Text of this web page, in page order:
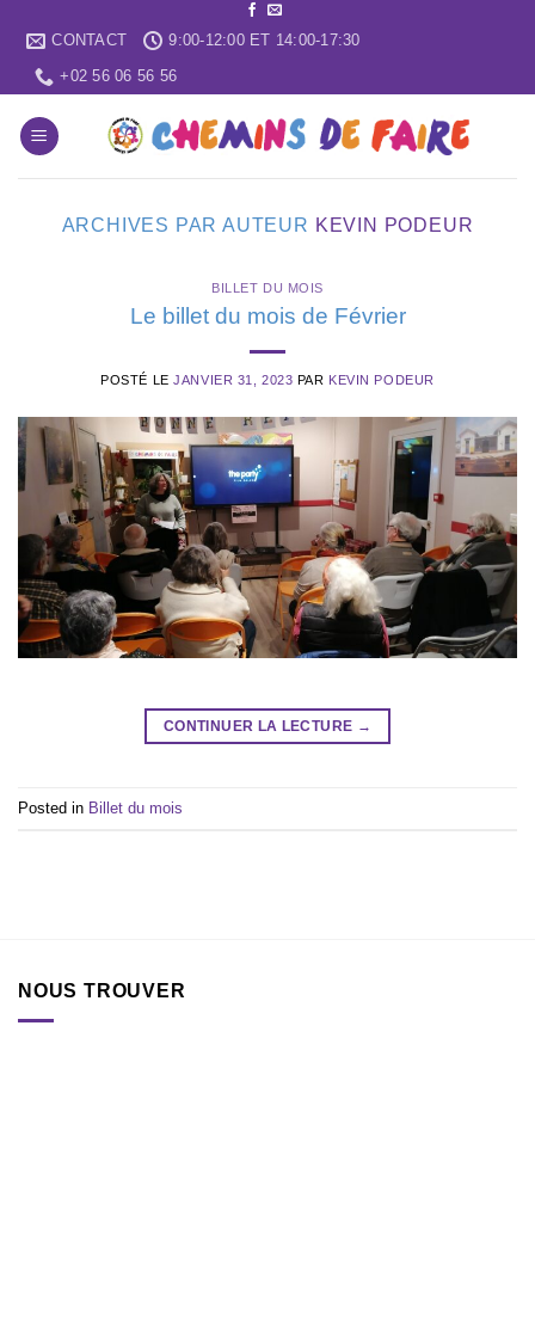
content
CONTACT
9:00-12:00 ET 14:00-17:30
+02 56 06 56 56
ARCHIVES PAR AUTEUR KEVIN PODEUR
BILLET DU MOIS
Le billet du mois de Février
POSTÉ LEJANVIER 31, 2023 PAR KEVIN PODEUR
CONTINUER LA LECTURE →
Posted in Billet du mois
NOUS TROUVER